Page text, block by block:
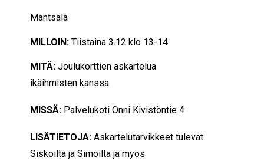
MILLOIN: Tiistaina 3.12 klo 13-14
MITÄ: Joulukorttien askartelua
ikäihmisten kanssa
MISSÄ: Palvelukoti Onni Kivistöntie 4
LISÄTIETOJA: Askartelutarvikkeet tulevat
Siskoilta ja Simoilta ja myös
Mäntsälä